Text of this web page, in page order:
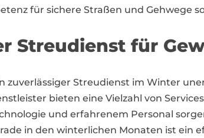
für sichere Straßen und Gehwege
Streudienst für
zuverlässiger Streudienst im Winter
bieten eine Vielzahl von
und erfahrenem Personal
in den winterlichen Monaten ist ein